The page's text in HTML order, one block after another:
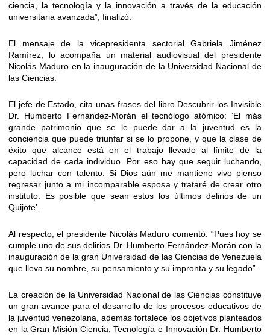
ciencia, la tecnología y la innovación a través de la educación
universitaria avanzada”, finalizó.
El mensaje de la vicepresidenta sectorial Gabriela Jiménez
Ramírez, lo acompaña un material audiovisual del presidente
Nicolás Maduro en la inauguración de la Universidad Nacional de
las Ciencias.
El jefe de Estado, cita unas frases del libro Descubrir los Invisible
Dr. Humberto Fernández-Morán el tecnólogo atómico: ‘El más
grande patrimonio que se le puede dar a la juventud es la
conciencia que puede triunfar si se lo propone, y que la clase de
éxito que alcance está en el trabajo llevado al límite de la
capacidad de cada individuo. Por eso hay que seguir luchando,
pero luchar con talento. Si Dios aún me mantiene vivo pienso
regresar junto a mi incomparable esposa y trataré de crear otro
instituto. Es posible que sean estos los últimos delirios de un
Quijote’.
Al respecto, el presidente Nicolás Maduro comentó: “Pues hoy se
cumple uno de sus delirios Dr. Humberto Fernández-Morán con la
inauguración de la gran Universidad de las Ciencias de Venezuela
que lleva su nombre, su pensamiento y su impronta y su legado”.
La creación de la Universidad Nacional de las Ciencias constituye
un gran avance para el desarrollo de los procesos educativos de
la juventud venezolana, además fortalece los objetivos planteados
en la Gran Misión Ciencia, Tecnología e Innovación Dr. Humberto